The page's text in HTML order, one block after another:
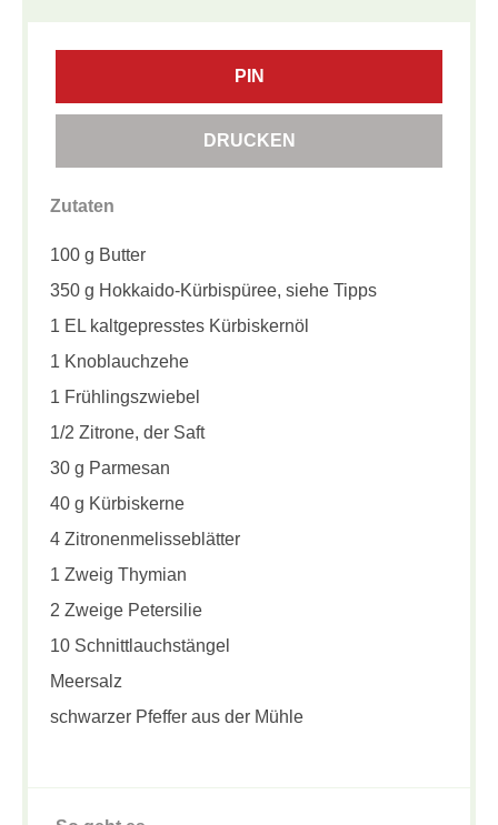
PIN
DRUCKEN
Zutaten
100 g Butter
350 g Hokkaido-Kürbispüree, siehe Tipps
1 EL kaltgepresstes Kürbiskernöl
1 Knoblauchzehe
1 Frühlingszwiebel
1/2 Zitrone, der Saft
30 g Parmesan
40 g Kürbiskerne
4 Zitronenmelisseblätter
1 Zweig Thymian
2 Zweige Petersilie
10 Schnittlauchstängel
Meersalz
schwarzer Pfeffer aus der Mühle